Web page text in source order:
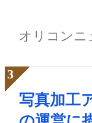
オリコンニ
写真加工